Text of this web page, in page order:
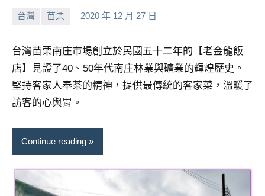
台灣 苗栗 2020 年 12 月 27 日
小
No
台灣苗栗南庄市場創立於民國五十二年的【老金龍飯
店】見證了40、50年代南庄林業與礦業的輝煌歷史。
堅持客家人奉茶的精神，提供最傳統的客家菜，溫暖了
訪客的心與胃。
Continue reading